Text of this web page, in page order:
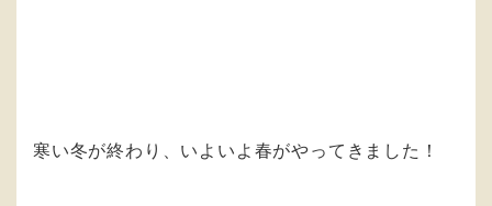
寒い冬が終わり、いよいよ春がやってきました！